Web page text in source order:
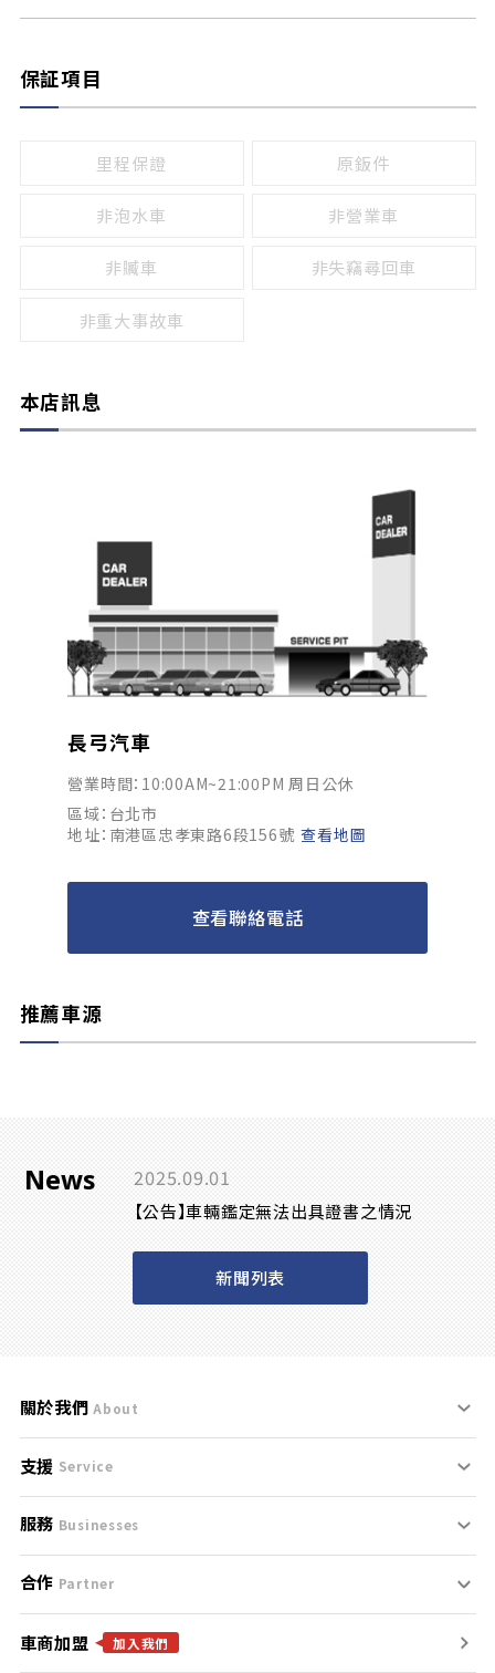
無
有
頭燈光源
保証項目
里程保證 原鈑件
非泡水車 非營業車
非贓車 非失竊尋回車
非重大事故車
本店訊息
長弓汽車
營業時間：10:00AM~21:00PM 周日公休
區域：台北市
地址：南港區忠孝東路6段156號 查看地圖
查看聯絡電話
推薦車源
News 2025.09.01
【公告】車輛鑑定無法出具證書之情況
新聞列表
關於我們 About
刊登規範
服務條款
免責聲明
隱私權政策
支援 Service
支援中心
聯絡我們
服務 Businesses
什麼是Goo鑑定？
找好車
合作 Partner
合作夥伴
車商加盟 加入我們